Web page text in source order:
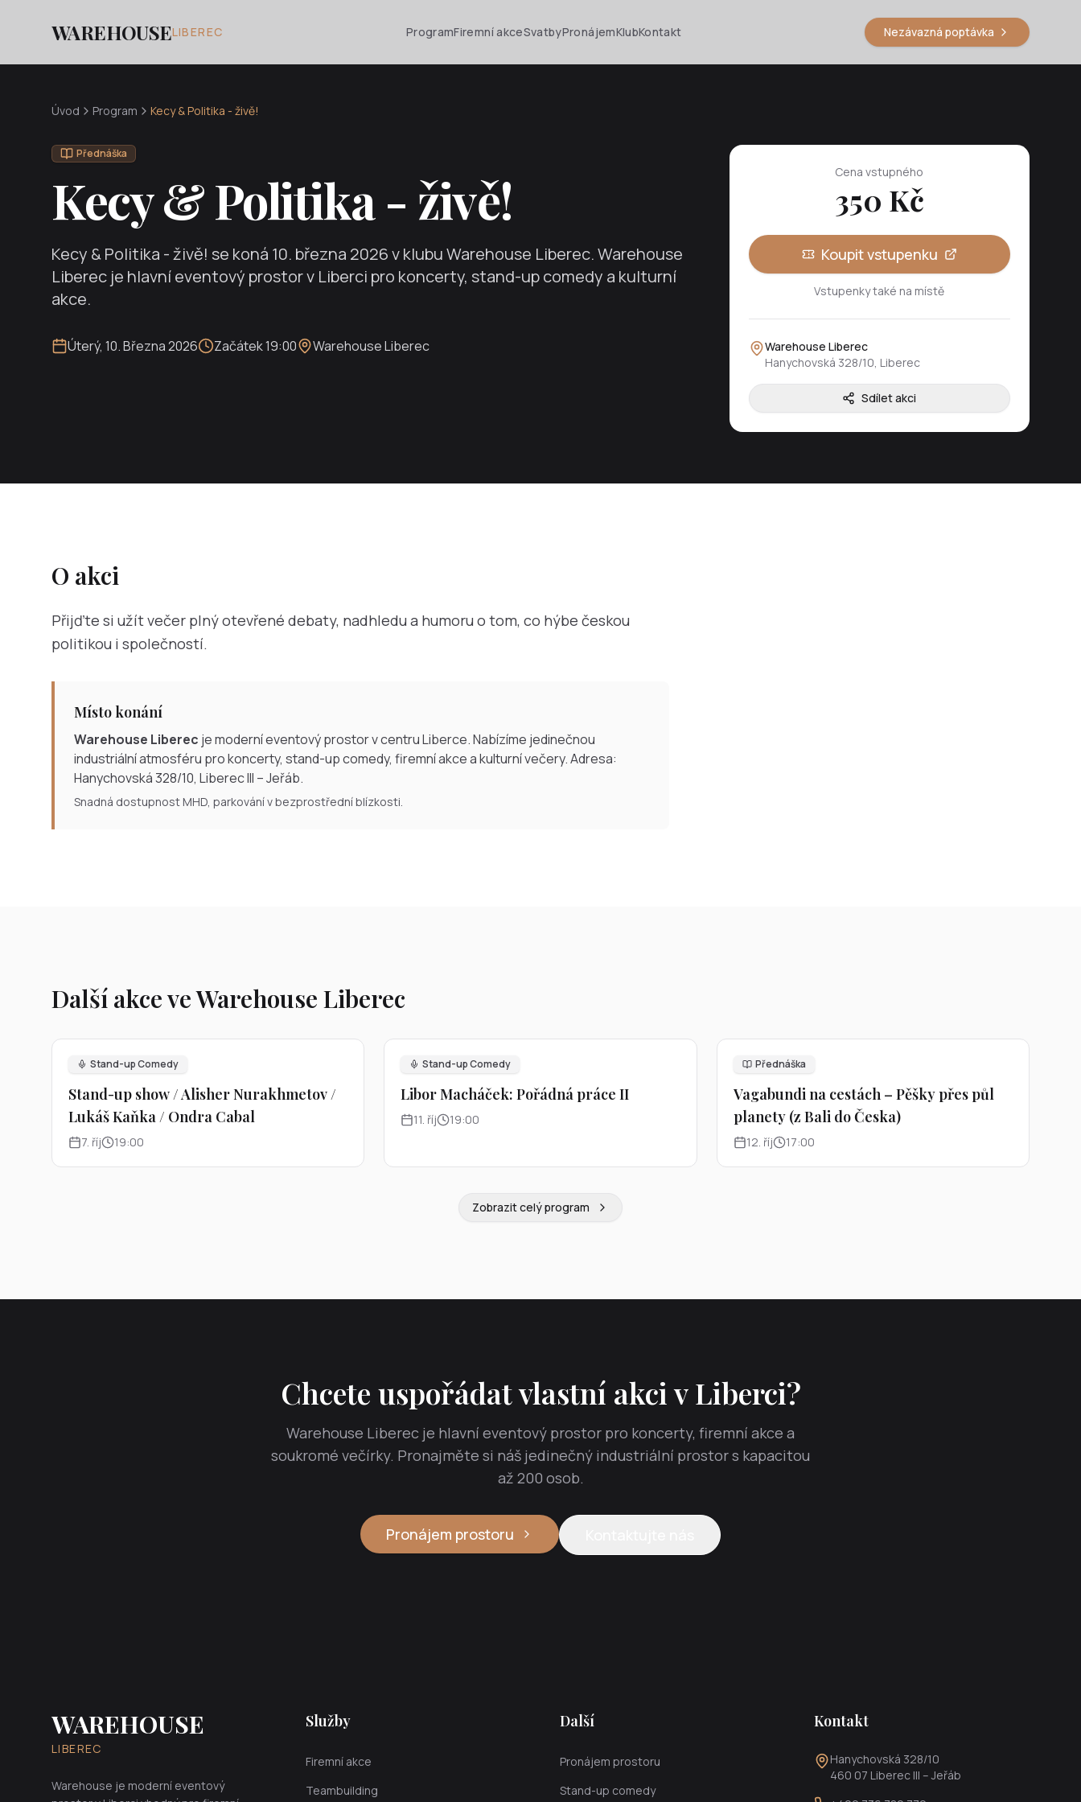
WAREHOUSELIBEREC ProgramFiremní akceSvatbyPronájemKlubKontakt Nezávazná poptávka
Úvod Program Kecy & Politika - živě!
Přednáška
Kecy & Politika - živě!
Kecy & Politika - živě! se koná 10. března 2026v klubu Warehouse Liberec. Warehouse
Liberec je hlavní eventový prostor v Liberci pro koncerty, stand-up comedy a kulturní
akce.
Úterý, 10. Března 2026 Začátek19:00 Warehouse Liberec
Cena vstupného
350 Kč
Koupit vstupenku
Vstupenky také na místě
Warehouse Liberec
Hanychovská 328/10, Liberec
Sdílet akci
O akci
Přijďte si užít večer plný otevřené debaty, nadhledu a humoru o tom, co hýbe českou
politikou i společností.
Místo konání
Warehouse Liberec je moderní eventový prostor v centru Liberce. Nabízíme jedinečnou
industriální atmosféru pro koncerty, stand-up comedy, firemní akce a kulturní večery. Adresa:
Hanychovská 328/10, Liberec III – Jeřáb.
Snadná dostupnost MHD, parkování v bezprostřední blízkosti.
Další akce ve Warehouse Liberec
Stand-up Comedy
Stand-up show / Alisher Nurakhmetov /
Lukáš Kaňka / Ondra Cabal
7. říj 19:00
Stand-up Comedy
Libor Macháček: Pořádná práce II
11. říj 19:00
Přednáška
Vagabundi na cestách – Pěšky přes půl
planety (z Bali do Česka)
12. říj 17:00
Zobrazit celý program
Chcete uspořádat vlastní akci v Liberci?
Warehouse Liberec je hlavní eventový prostor pro koncerty, firemní akce a
soukromé večírky. Pronajměte si náš jedinečný industriální prostor s kapacitou
až 200 osob.
Pronájem prostoru
WAREHOUSE
LIBEREC
Warehouse je moderní eventový
Služby
Firemní akce
Teambuilding
Další
Pronájem prostoru
Stand-up comedy
Kontakt
Hanychovská 328/10
460 07 Liberec III – Jeřáb